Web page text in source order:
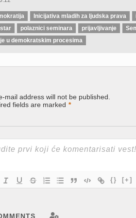
window)window)window)
Inicijativa mladih za ljudska prava
polaznici seminara prijavljivanje
u demokratskim procesima
mail address will not be published.
fields are marked *
{} [+]